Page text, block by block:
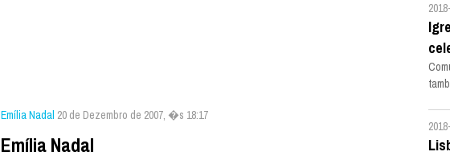
Emília Nadal 20 de Dezembro de 2007, �s 18:17
Emília Nadal